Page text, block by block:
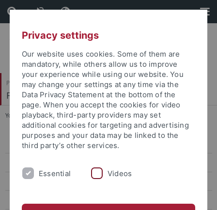
Skip
to
content
Skip
to
footer
Philosophische Fakultät
Fachbereich Asien-Orient-Wissenschaften
You are here: Startseite ... Forschungsprojekte
Aktuelles
Indologie
Privacy settings
Our website uses cookies. Some of them are
mandatory, while others allow us to improve
your experience while using our website. You
may change your settings at any time via the
Data Privacy Statement at the bottom of the
page. When you accept the cookies for video
playback, third-party providers may set
additional cookies for targeting and advertising
purposes and your data may be linked to the
third party’s other services.
Essential Videos